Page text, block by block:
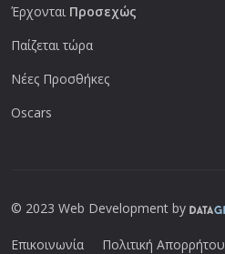
Έρχονται Προσεχώς
Παίζεται τώρα
Νέες Προσθήκες
Oscars
© 2023 Web Development by
Επικοινωνία Πολιτική Απορρήτου